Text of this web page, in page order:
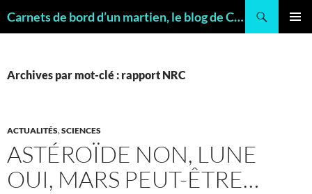
Carnets de bord d’un martien, le blog de Charles FRANKEL, géologue
Archives par mot-clé : rapport NRC
ACTUALITÉS,SCIENCES
ASTÉROÏDE NON, LUNE
OUI, MARS PEUT-ÊTRE…